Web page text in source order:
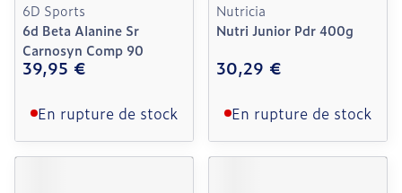
6D Sports
6d Beta Alanine Sr
Carnosyn Comp 90
39,95 €
En rupture de stock
Nutricia
Nutri Junior Pdr 400g
30,29 €
En rupture de stock